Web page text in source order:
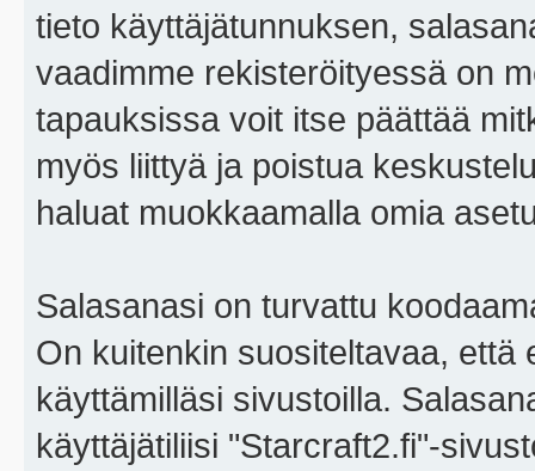
tieto käyttäjätunnuksen,
vaadimme rekisteröityessä on
tapauksissa voit itse päättää
myös liittyä ja poistua
haluat muokkaamalla omia
Salasanasi on turvattu
On kuitenkin suositeltavaa,
käyttämilläsi sivustoilla.
käyttäjätiliisi "Starcraft2.fi"-